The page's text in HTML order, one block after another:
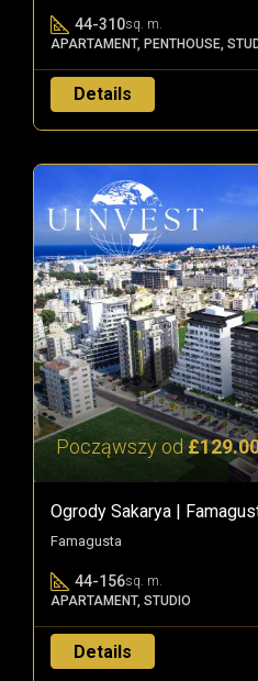
44-310sq. m.
APARTAMENT, PENTHOUSE,
Details
Począwszy od
Ogrody Sakarya |
Famagusta
44-156sq. m.
APARTAMENT, STUDIO
Details